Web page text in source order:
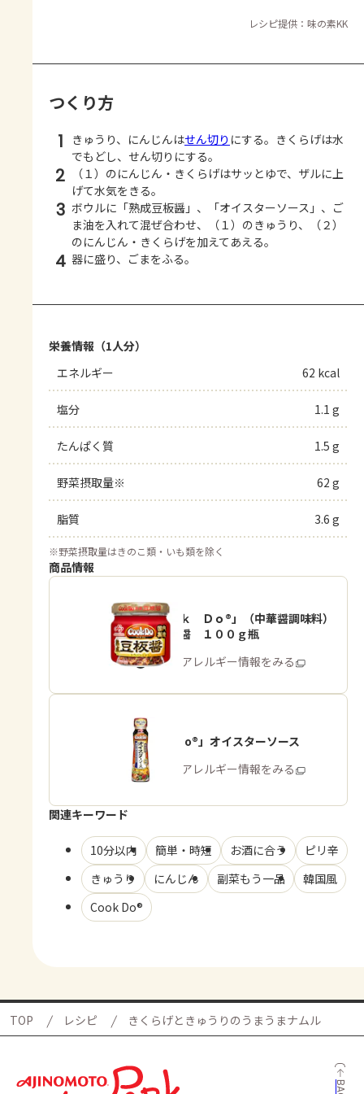
レシピ提供：味の素KK
つくり方
1 きゅうり、にんじんはせん切り にする。きくらげは水
でもどし、せん切りにする。
2
（１）のにんじん・きくらげはサッとゆで、ザルに上
げて水気をきる。
3 ボウルに「熟成豆板醤」、「オイスターソース」、ご
ま油を入れて混ぜ合わせ、（１）のきゅうり、（２）
のにんじん・きくらげを加えてあえる。
4 器に盛り、ごまをふる。
栄養情報（1人分）
エネルギー
62 kcal
塩分 1.1 g
たんぱく質 1.5 g
野菜摂取量※ 62 g
脂質 3.6 g
※野菜摂取量はきのこ類・いも類を除く
商品情報
「Ｃｏｏｋ Ｄｏ®」（中華醤調味料）
熟成豆板醤 １００ｇ瓶
商品・アレルギー情報をみる
「Cook Do®」オイスターソース
商品・アレルギー情報をみる
関連キーワード
10分以内 簡単・時短 お酒に合う
ピリ辛
きゅうり
にんじん 副菜もう一品
韓国風
Cook Do®
TOP レシピ きくらげときゅうりのうまうまナムル